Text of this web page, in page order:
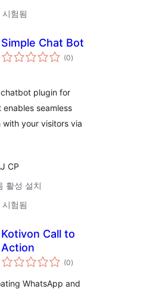
험됨
Simple Chat Bot
(0전
체)
plugin for
enables seamless
with your visitors via
CP
활성 설치
험됨
Kotivon Call to
Action
(0전
체
점
)
WhatsApp and